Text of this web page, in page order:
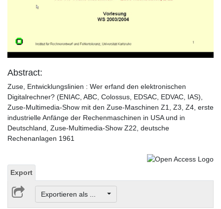
Video
Abstract:
Zuse, Entwicklungslinien : Wer erfand den elektronischen
Digitalrechner? (ENIAC, ABC, Colossus, EDSAC, EDVAC, IAS),
Zuse-Multimedia-Show mit den Zuse-Maschinen Z1, Z3, Z4, erste
industrielle Anfänge der Rechenmaschinen in USA und in
Deutschland, Zuse-Multimedia-Show Z22, deutsche
Rechenanlagen 1961
Export
Exportieren als ...